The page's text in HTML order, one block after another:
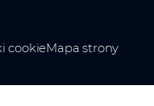
cookieMapa strony